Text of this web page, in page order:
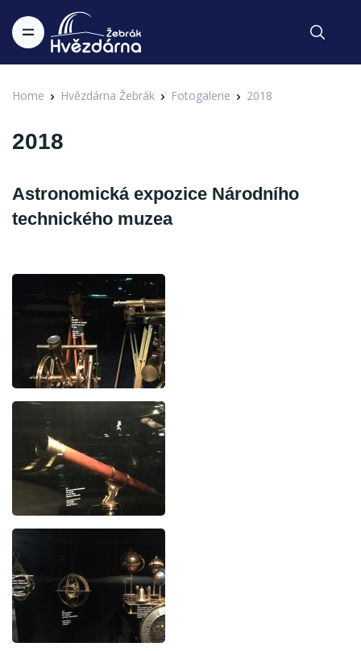
Home Hvězdárna Žebrák Fotogalerie 2018
2018
Astronomická expozice Národního
technického muzea